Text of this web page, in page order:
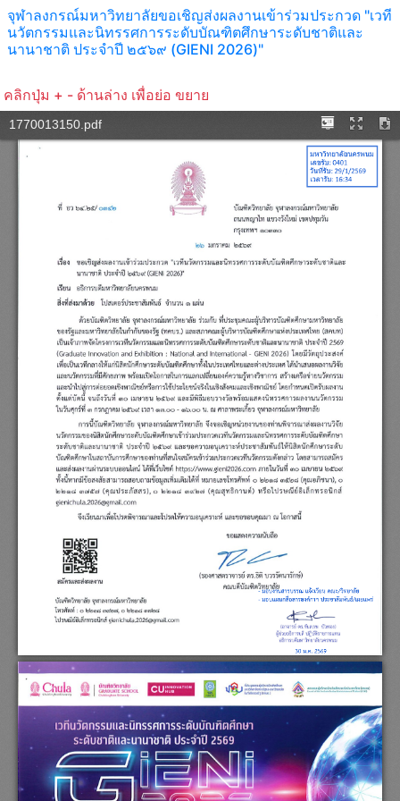
จุฬาลงกรณ์มหาวิทยาลัยขอเชิญส่งผลงานเข้าร่วมประกวด "เวที
นวัตกรรมและนิทรรศการระดับบัณฑิตศึกษาระดับชาติและ
นานาชาติ ประจำปี ๒๕๖๙ (GIENI 2026)"
คลิกปุ่ม + - ด้านล่าง เพื่อย่อ ขยาย